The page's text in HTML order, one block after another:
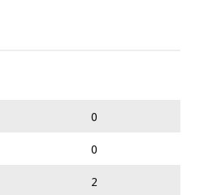
0
0
2